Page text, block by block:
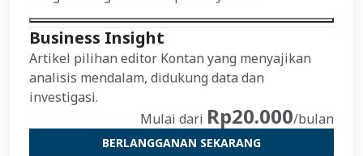
Business Insight
Artikel pilihan editor Kontan yang menyajikan
analisis mendalam, didukung data dan
investigasi.
Mulai dari Rp20.000/bulan
BERLANGGANAN SEKARANG